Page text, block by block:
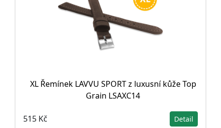
XL Řemínek LAVVU SPORT z luxusní kůže Top
Grain LSAXC14
515 Kč Detail